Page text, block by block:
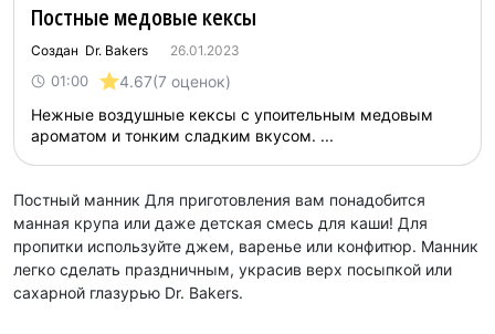
Постные медовые кексы
Создан Dr. Bakers 26.01.2023
01:00 4.67(7 оценок)
Нежные воздушные кексы с упоительным медовым
ароматом и тонким сладким вкусом. ...
Постный манник Для приготовления вам понадобится
манная крупа или даже детская смесь для каши! Для
пропитки используйте джем, варенье или конфитюр. Манник
легко сделать праздничным, украсив верх посыпкой или
сахарной глазурью Dr. Bakers.